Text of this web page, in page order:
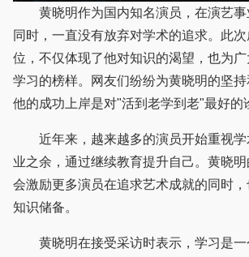
黄晓明作为国内知名演员，在演艺事
同时，一直没有放弃对学术的追求。此
位，不仅体现了他对知识的渴望，也为
学习的榜样。网友们纷纷为黄晓明的坚
他的成功上岸是对"活到老学到老"最好的
近年来，越来越多的演员开始重视学
业之余，通过继续教育提升自己。黄晓
会激励更多演员在追求艺术成就的同时
知识储备。
黄晓明在接受采访时表示，学习是一